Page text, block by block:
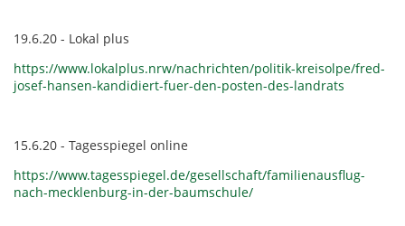
19.6.20 - Lokal plus
https://www.lokalplus.nrw/nachrichten/politik-kreisolpe/fred-
josef-hansen-kandidiert-fuer-den-posten-des-landrats
15.6.20 - Tagesspiegel online
https://www.tagesspiegel.de/gesellschaft/familienausflug-
nach-mecklenburg-in-der-baumschule/